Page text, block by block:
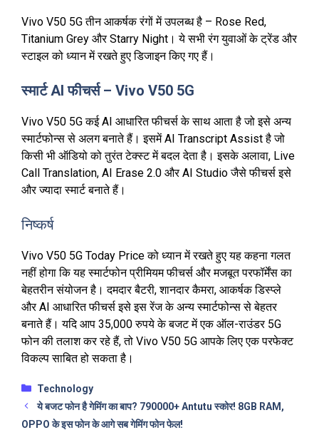
Vivo V50 5G तीन आकर्षक रंगों में उपलब्ध है – Rose Red,
Titanium Grey और Starry Night। ये सभी रंग युवाओं के ट्रेंड और
स्टाइल को ध्यान में रखते हुए डिजाइन किए गए हैं।
स्मार्ट AI फीचर्स – Vivo V50 5G
Vivo V50 5G कई AI आधारित फीचर्स के साथ आता है जो इसे अन्य
स्मार्टफोन्स से अलग बनाते हैं। इसमें AI Transcript Assist है जो
किसी भी ऑडियो को तुरंत टेक्स्ट में बदल देता है। इसके अलावा, Live
Call Translation, AI Erase 2.0 और AI Studio जैसे फीचर्स इसे
और ज्यादा स्मार्ट बनाते हैं।
निष्कर्ष
Vivo V50 5G Today Price को ध्यान में रखते हुए यह कहना गलत
नहीं होगा कि यह स्मार्टफोन प्रीमियम फीचर्स और मजबूत परफॉर्मेंस का
बेहतरीन संयोजन है। दमदार बैटरी, शानदार कैमरा, आकर्षक डिस्प्ले
और AI आधारित फीचर्स इसे इस रेंज के अन्य स्मार्टफोन्स से बेहतर
बनाते हैं। यदि आप 35,000 रुपये के बजट में एक ऑल-राउंडर 5G
फोन की तलाश कर रहे हैं, तो Vivo V50 5G आपके लिए एक परफेक्ट
विकल्प साबित हो सकता है।
Categories
Technology
ये बजट फोन है गेमिंग का बाप? 790000+ Antutu स्कोर! 8GB RAM,
OPPO के इस फोन के आगे सब गेमिंग फोन फेल!